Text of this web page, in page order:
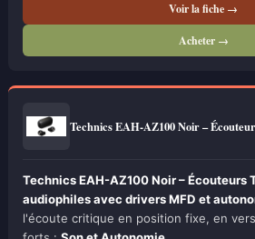
Voir la fiche →
Acheter →
Technics EAH-AZ100 Noir –
Technics EAH-AZ100 Noir – Écouteurs
audiophiles avec drivers MFD et
l'écoute critique en position fixe, en